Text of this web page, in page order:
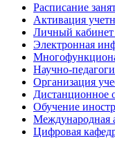
Расписание
Активация
Личный
Электронная
Научно-
Организация
Дистанционное
Обучение
Международная
Цифровая